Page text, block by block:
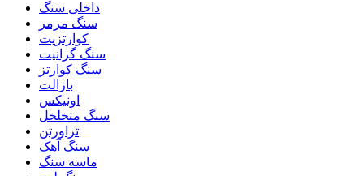
داخلی سنگ
سنگ مرمر
کوارتزیت
سنگ گرانیت
سنگ کوارتز
بازالت
اونیکس
سنگ متخلخل
تراورتن
سنگ آهک
ماسه سنگ